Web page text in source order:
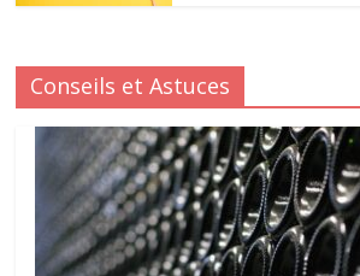
Conseils et Astuces